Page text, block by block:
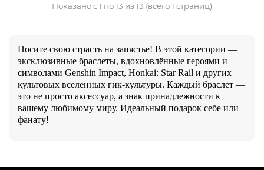
Показано с 1 по 13 из 13 (всего 1 страниц)
Носите свою страсть на запястье! В этой категории —
эксклюзивные браслеты, вдохновлённые героями и
символами Genshin Impact, Honkai: Star Rail и других
культовых вселенных гик-культуры. Каждый браслет —
это не просто аксессуар, а знак принадлежности к
вашему любимому миру. Идеальный подарок себе или
фанату!